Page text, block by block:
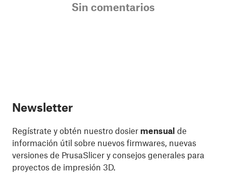
Sin comentarios
Newsletter
Regístrate y obtén nuestro dosier mensual de
información útil sobre nuevos firmwares, nuevas
versiones de PrusaSlicer y consejos generales para
proyectos de impresión 3D.